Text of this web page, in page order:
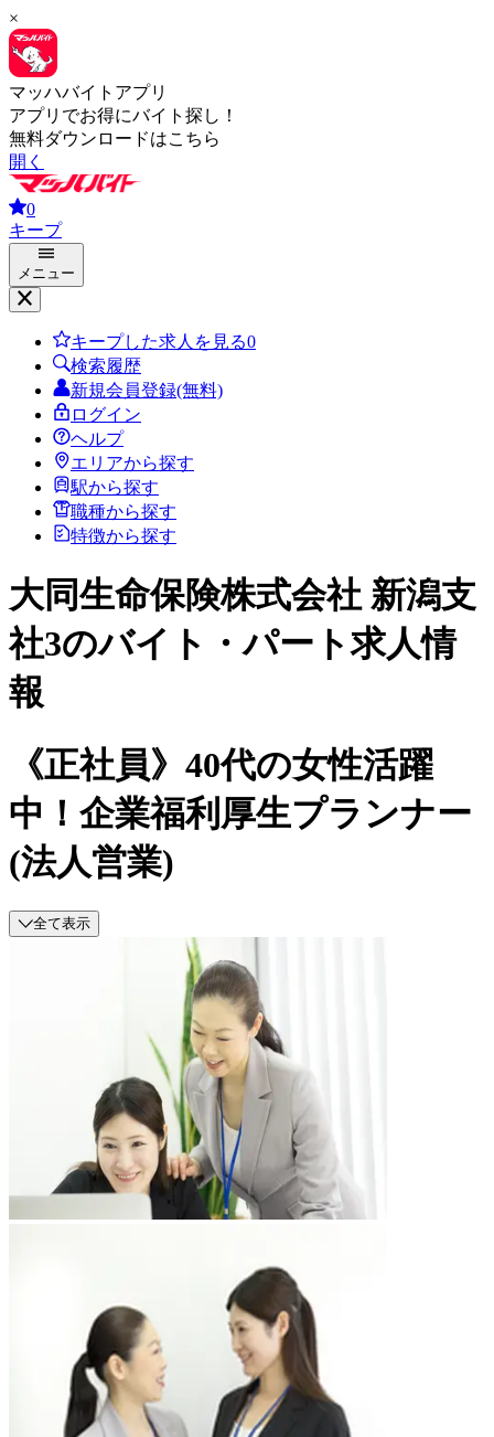
×
マッハバイトアプリ
アプリでお得にバイト探し！
無料ダウンロードはこちら
開く
0
キープ
メニュー
キープした求人を見る0
検索履歴
新規会員登録(無料)
ログイン
ヘルプ
エリアから探す
駅から探す
職種から探す
特徴から探す
大同生命保険株式会社 新潟支
社3のバイト・パート求人情
報
《正社員》40代の女性活躍
中！企業福利厚生プランナー
(法人営業)
全て表示